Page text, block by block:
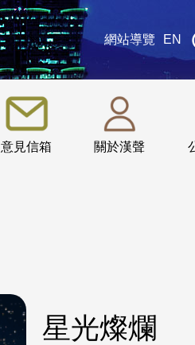
網站導覽 EN
意見信箱 關於漢聲
:::
星光燦爛